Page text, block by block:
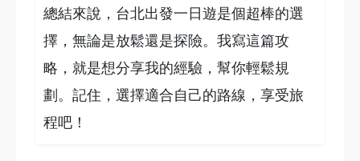
總結來說，台北出發一日遊是個超棒的選
擇，無論是放鬆還是探險。我寫這篇攻
略，就是想分享我的經驗，幫你輕鬆規
劃。記住，選擇適合自己的路線，享受旅
程吧！